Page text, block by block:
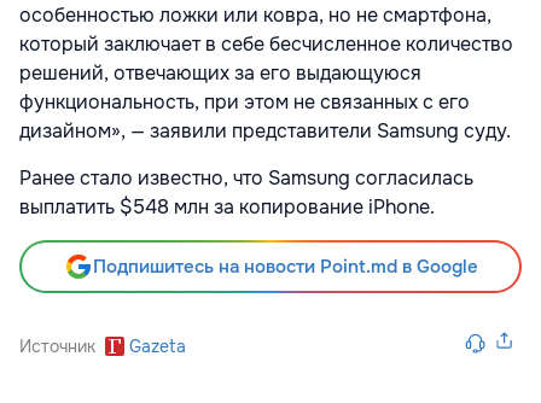
особенностью ложки или ковра, но не смартфона,
который заключает в себе бесчисленное количество
решений, отвечающих за его выдающуюся
функциональность, при этом не связанных с его
дизайном», — заявили представители Samsung суду.
Ранее стало известно, что Samsung согласилась
выплатить $548 млн за копирование iPhone.
Подпишитесь на новости Point.md в Google
Источник Gazeta